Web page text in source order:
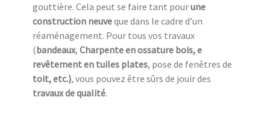
gouttière. Cela peut se faire tant pourune
construction neuveque dans le cadre d’un
réaménagement. Pour tous vos travaux
(bandeaux, Charpente en ossature bois, e
revêtement en tuiles plates, pose de fenêtres de
toit, etc.), vous pouvez être sûrs de jouir des
travaux de qualité.